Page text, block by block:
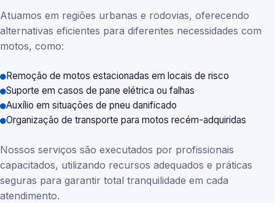
Atuamos em regiões urbanas e rodovias, oferecendo
alternativas eficientes para diferentes necessidades com
motos, como:
Remoção de motos estacionadas em locais de risco
Suporte em casos de pane elétrica ou falhas
Auxílio em situações de pneu danificado
Organização de transporte para motos recém-adquiridas
Nossos serviços são executados por profissionais
capacitados, utilizando recursos adequados e práticas
seguras para garantir total tranquilidade em cada
atendimento.